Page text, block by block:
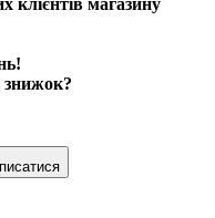
клієнтів магазину
знижок?